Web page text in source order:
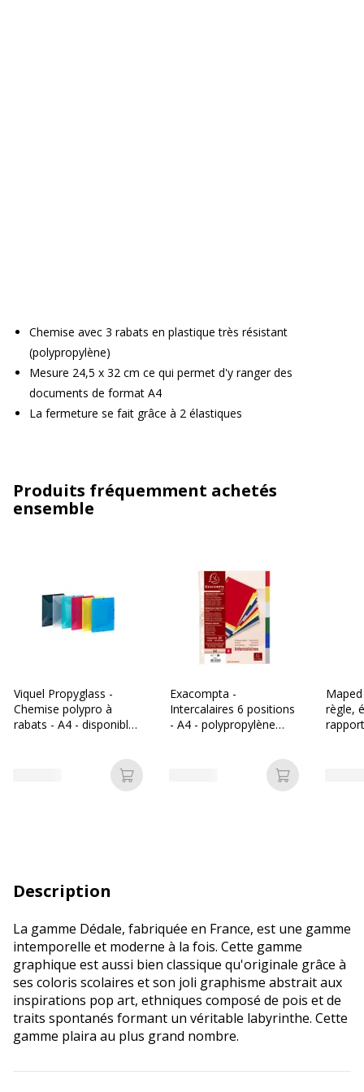
Chemise avec 3 rabats en plastique très résistant
(polypropylène)
Mesure 24,5 x 32 cm ce qui permet d'y ranger des
documents de format A4
La fermeture se fait grâce à 2 élastiques
Produits fréquemment achetés
ensemble
Viquel Propyglass -
Chemise polypro à
rabats - A4 - disponible
Ajouter au panier
Exacompta -
Intercalaires 6 positions
- A4 - polypropylène
Ajouter au
règle,
Description
La gamme Dédale, fabriquée en France, est une gamme
intemporelle et moderne à la fois. Cette gamme
graphique est aussi bien classique qu'originale grâce à
ses coloris scolaires et son joli graphisme abstrait aux
inspirations pop art, ethniques composé de pois et de
traits spontanés formant un véritable labyrinthe. Cette
gamme plaira au plus grand nombre.